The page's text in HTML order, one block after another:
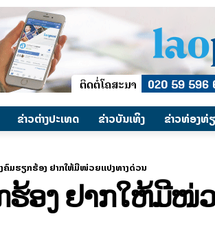
ຂ່າວຕ່າງປະເທດ ​ຂ່າວບັນເທິງ ຂ່າວທ່ອງທ່
ຄົມຮຽກຮ້ອງ ຢາກໃຫ້ມີໜ່ວຍແປງທາງດ່ວນ
ອງ ຢາກໃຫ້ມີໜ່